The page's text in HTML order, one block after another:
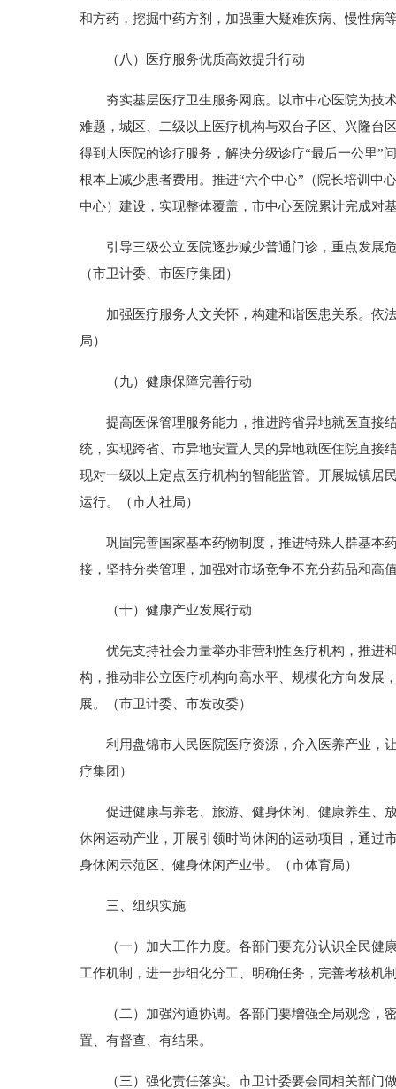
和方药，挖掘中药方剂，加强重大疑难疾病、慢性病
（八）医疗服务优质高效提升行动
夯实基层医疗卫生服务网底。以市中心医院为技术
难题，城区、二级以上医疗机构与双台子区、兴隆台
得到大医院的诊疗服务，解决分级诊疗“最后一公里”
根本上减少患者费用。推进“六个中心”（院长培训中
中心）建设，实现整体覆盖，市中心医院累计完成对
引导三级公立医院逐步减少普通门诊，重点发展危
（市卫计委、市医疗集团）
加强医疗服务人文关怀，构建和谐医患关系。依法
局）
（九）健康保障完善行动
提高医保管理服务能力，推进跨省异地就医直接结
统，实现跨省、市异地安置人员的异地就医住院直接
现对一级以上定点医疗机构的智能监管。开展城镇居
运行。（市人社局）
巩固完善国家基本药物制度，推进特殊人群基本药
接，坚持分类管理，加强对市场竞争不充分药品和高
（十）健康产业发展行动
优先支持社会力量举办非营利性医疗机构，推进和
构，推动非公立医疗机构向高水平、规模化方向发展
展。（市卫计委、市发改委）
利用盘锦市人民医院医疗资源，介入医养产业，让
疗集团）
促进健康与养老、旅游、健身休闲、健康养生、放
休闲运动产业，开展引领时尚休闲的运动项目，通过
身休闲示范区、健身休闲产业带。（市体育局）
三、组织实施
（一）加大工作力度。各部门要充分认识全民健康
工作机制，进一步细化分工、明确任务，完善考核机
（二）加强沟通协调。各部门要增强全局观念，密
置、有督查、有结果。
（三）强化责任落实。市卫计委要会同相关部门做